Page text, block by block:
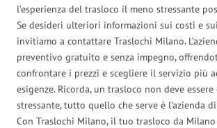
l’esperienza del trasloco il meno stressante
Se desideri ulteriori informazioni sui costi e
invitiamo a contattare Traslochi Milano.
preventivo gratuito e senza impegno,
confrontare i prezzi e scegliere il servizio più
esigenze. Ricorda, un trasloco non deve essere
stressante, tutto quello che serve è l’azienda
Con Traslochi Milano, il tuo trasloco da Milano